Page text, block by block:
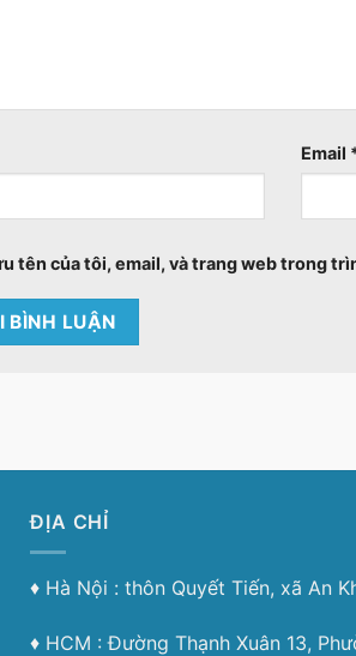
Email
tên của tôi, email, và trang web trong
ĐỊA CHỈ
♦︎ Hà Nội : thôn Quyết Tiến, xã An
♦︎ HCM : Đường Thạnh Xuân 13,